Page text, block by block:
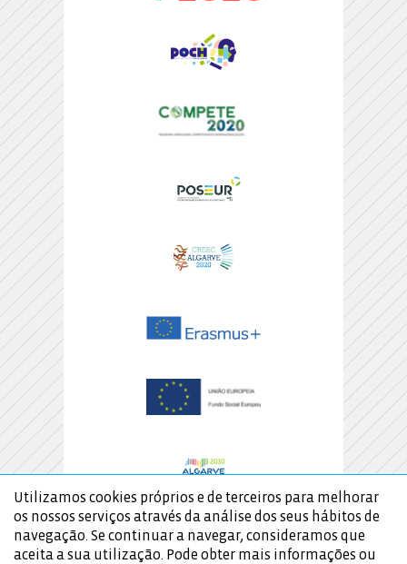
Utilizamos cookies próprios e de terceiros para melhorar
os nossos serviços através da análise dos seus hábitos de
navegação. Se continuar a navegar, consideramos que
aceita a sua utilização. Pode obter mais informações ou